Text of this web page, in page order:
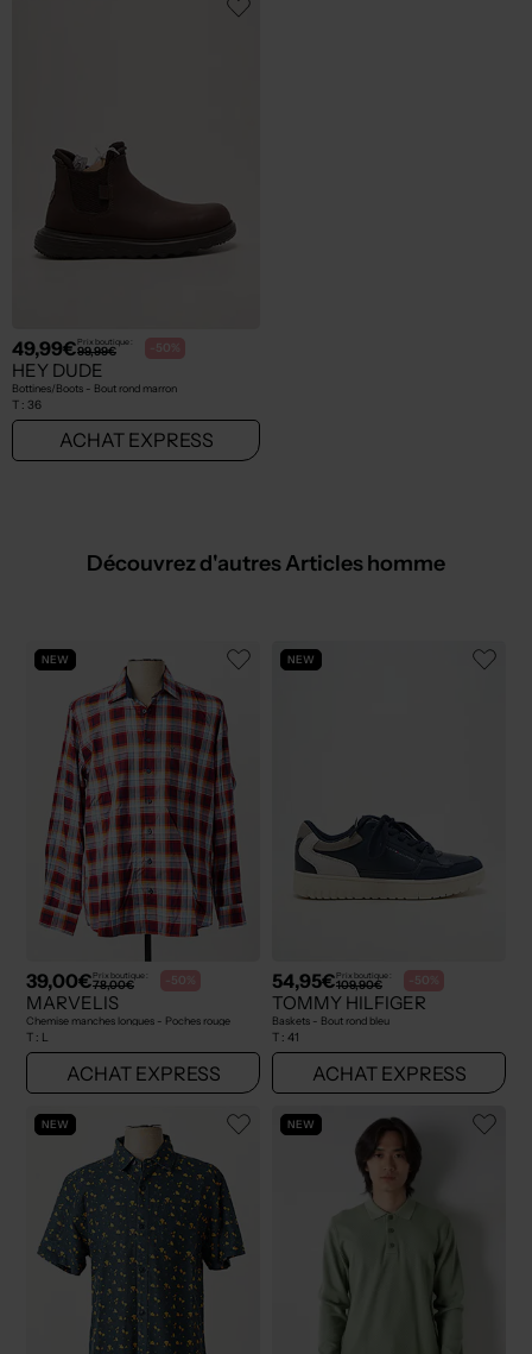
49,99€Prix boutique :
99,99€ -50%
HEY DUDE
Bottines/Boots - Bout rond marron
T : 36
ACHAT EXPRESS
Découvrez d'autres Articles homme
NEW
39,00€Prix boutique :
78,00€ -50%
MARVELIS
Chemise manches longues - Poches rouge
T : L
ACHAT EXPRESS
NEW
54,95€Prix boutique :
109,90€ -50%
TOMMY HILFIGER
Baskets - Bout rond bleu
T : 41
ACHAT EXPRESS
NEW NEW